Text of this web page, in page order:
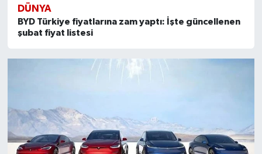
DÜNYA
BYD Türkiye fiyatlarına zam yaptı: İşte güncellenen
şubat fiyat listesi